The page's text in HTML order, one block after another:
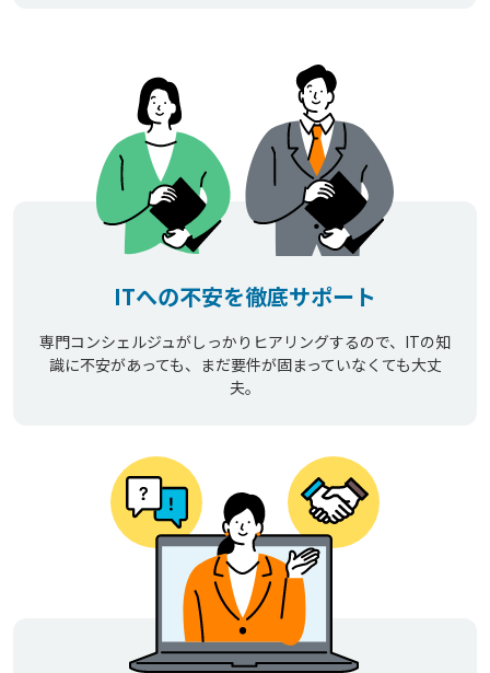
ITへの不安を徹底サポート
専門コンシェルジュがしっかりヒアリングするので、ITの知
識に不安があっても、まだ要件が固まっていなくても大丈
夫。